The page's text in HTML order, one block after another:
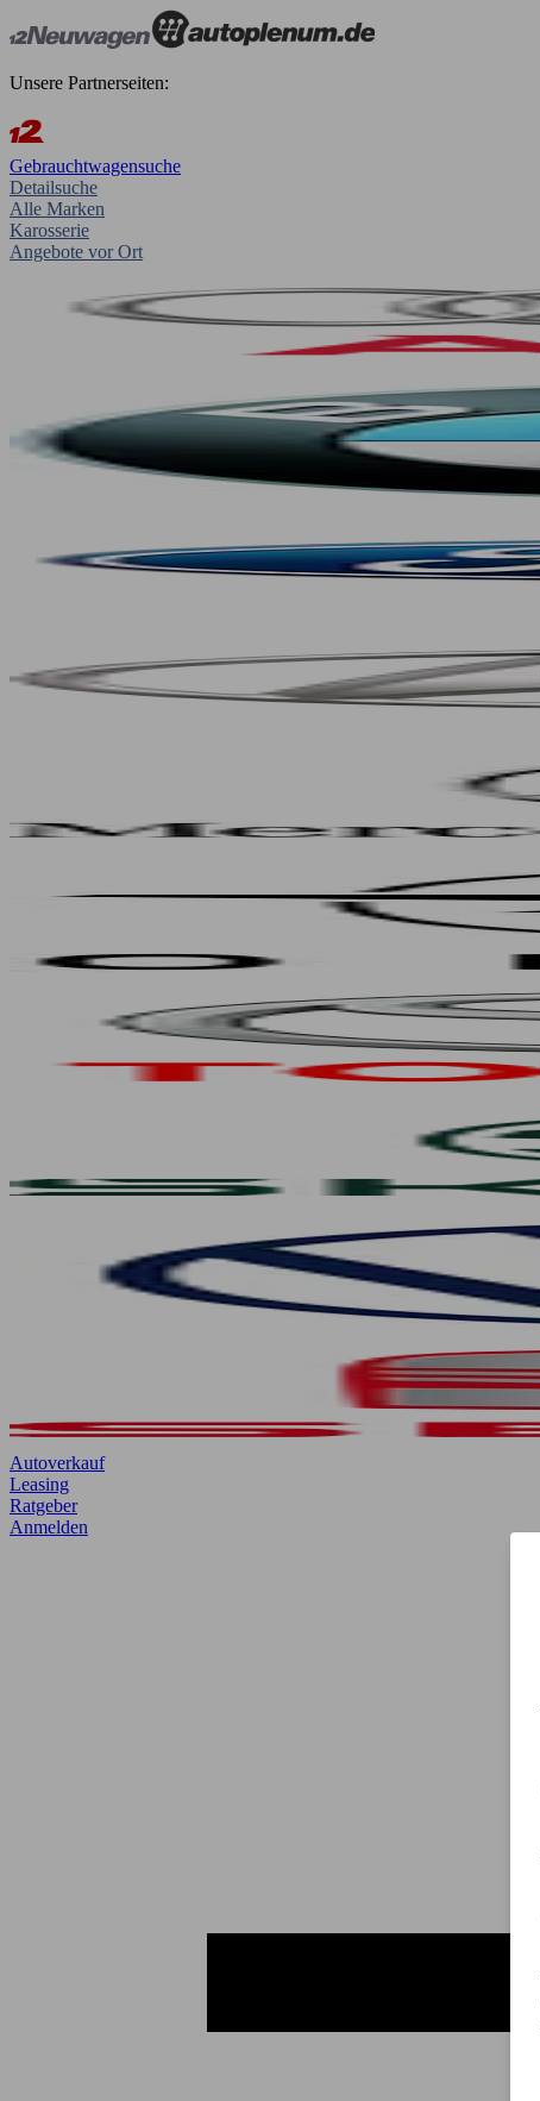
Unsere Partnerseiten:
Gebrauchtwagensuche
Detailsuche
Alle Marken
Karosserie
Angebote vor Ort
Autoverkauf
Leasing
Ratgeber
Anmelden